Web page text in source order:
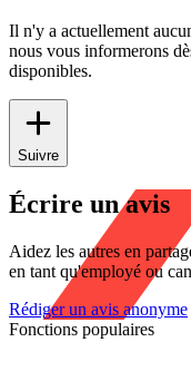
Il n'y a actuellement
nous vous informerons
disponibles.
Suivre
Écrire un avis
Aidez les autres en
en tant qu'employé ou
Rédiger un avis anonyme
Fonctions populaires